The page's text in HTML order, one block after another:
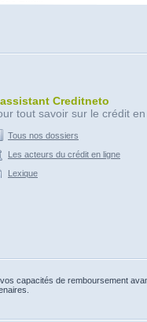
Creditneto
tout savoir sur le crédit
Tous nos dossiers
Les acteurs du crédit en ligne
Lexique
capacités de remboursement